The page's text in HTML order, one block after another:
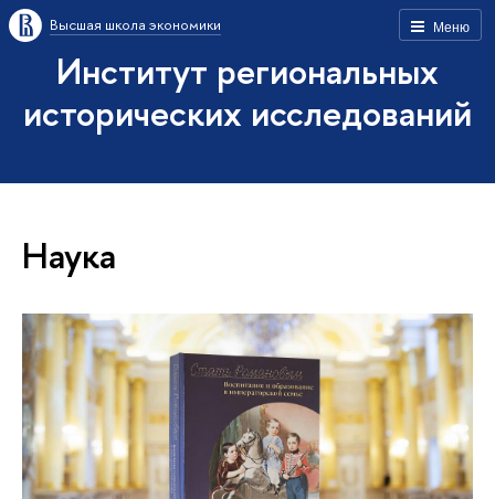
Меню
Высшая школа экономики
Институт региональных
исторических исследований
Наука